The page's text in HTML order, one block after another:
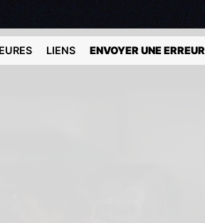
LIENS ENVOYER UNE ERREUR